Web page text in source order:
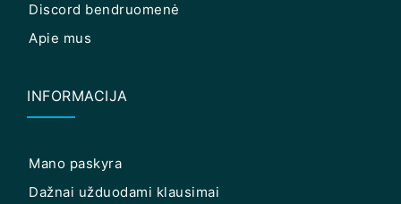
Discord bendruomenė
Apie mus
INFORMACIJA
Mano paskyra
Dažnai užduodami klausimai